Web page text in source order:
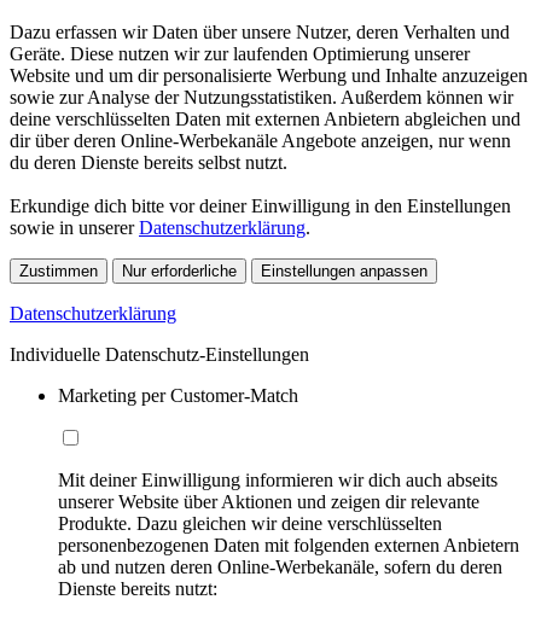
Dazu erfassen wir Daten über unsere Nutzer, deren Verhalten und
Geräte. Diese nutzen wir zur laufenden Optimierung unserer
Website und um dir personalisierte Werbung und Inhalte anzuzeigen
sowie zur Analyse der Nutzungsstatistiken. Außerdem können wir
deine verschlüsselten Daten mit externen Anbietern abgleichen und
dir über deren Online-Werbekanäle Angebote anzeigen, nur wenn
du deren Dienste bereits selbst nutzt.
Erkundige dich bitte vor deiner Einwilligung in den Einstellungen
sowie in unsererDatenschutzerklärung.
Zustimmen Nur erforderliche Einstellungen anpassen
Datenschutzerklärung
Individuelle Datenschutz-Einstellungen
Marketing per Customer-Match
Mit deiner Einwilligung informieren wir dich auch abseits
unserer Website über Aktionen und zeigen dir relevante
Produkte. Dazu gleichen wir deine verschlüsselten
personenbezogenen Daten mit folgenden externen Anbietern
ab und nutzen deren Online-Werbekanäle, sofern du deren
Dienste bereits nutzt: